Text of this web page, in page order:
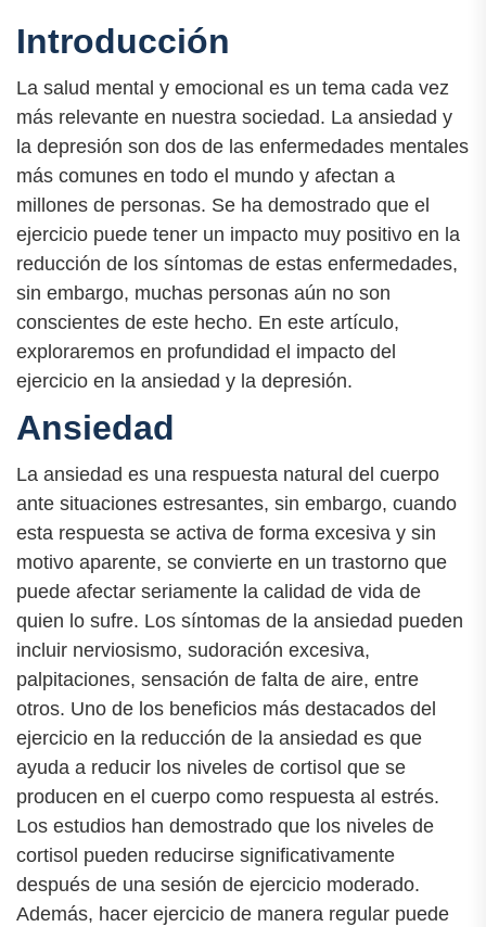
Introducción
La salud mental y emocional es un tema cada vez
más relevante en nuestra sociedad. La ansiedad y
la depresión son dos de las enfermedades mentales
más comunes en todo el mundo y afectan a
millones de personas. Se ha demostrado que el
ejercicio puede tener un impacto muy positivo en la
reducción de los síntomas de estas enfermedades,
sin embargo, muchas personas aún no son
conscientes de este hecho. En este artículo,
exploraremos en profundidad el impacto del
ejercicio en la ansiedad y la depresión.
Ansiedad
La ansiedad es una respuesta natural del cuerpo
ante situaciones estresantes, sin embargo, cuando
esta respuesta se activa de forma excesiva y sin
motivo aparente, se convierte en un trastorno que
puede afectar seriamente la calidad de vida de
quien lo sufre. Los síntomas de la ansiedad pueden
incluir nerviosismo, sudoración excesiva,
palpitaciones, sensación de falta de aire, entre
otros. Uno de los beneficios más destacados del
ejercicio en la reducción de la ansiedad es que
ayuda a reducir los niveles de cortisol que se
producen en el cuerpo como respuesta al estrés.
Los estudios han demostrado que los niveles de
cortisol pueden reducirse significativamente
después de una sesión de ejercicio moderado.
Además, hacer ejercicio de manera regular puede